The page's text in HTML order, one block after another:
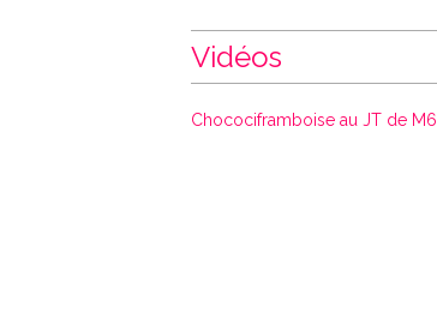
Vidéos
Chocociframboise au JT de M6